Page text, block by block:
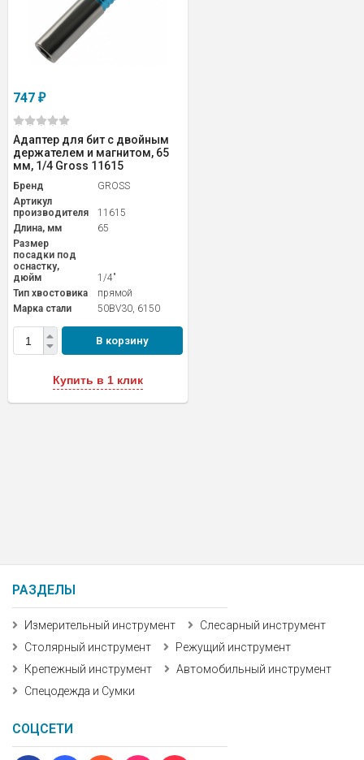
747 ₽
Адаптер для бит с двойным
держателем и магнитом, 65
мм, 1/4 Gross 11615
Бренд
GROSS
Артикул
производителя
11615
Длина, мм
65
Размер
посадки под
оснастку,
дюйм
1/4"
Тип хвостовика
прямой
Марка стали
50BV30, 6150
В корзину
Купить в 1 клик
РАЗДЕЛЫ
Измерительный инструмент
Слесарный инструмент
Столярный инструмент
Режущий инструмент
Крепежный инструмент
Автомобильный инструмент
Спецодежда и Сумки
СОЦСЕТИ